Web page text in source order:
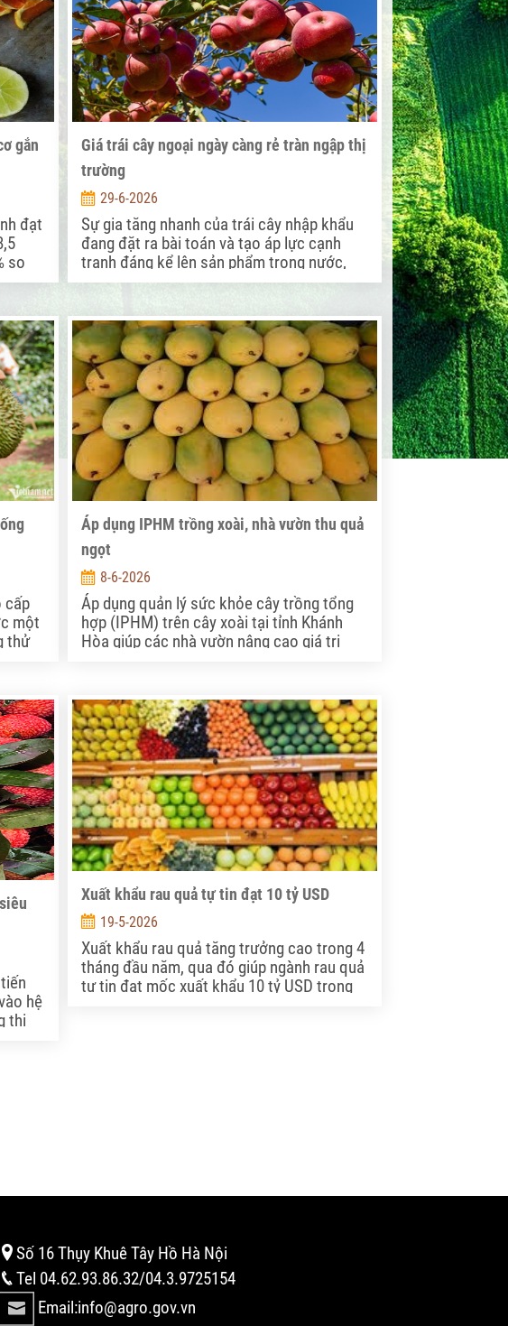
gắn
đạt
so
Giá trái cây ngoại ngày càng rẻ tràn ngập thị
trường
29-6-2026
Sự gia tăng nhanh của trái cây nhập khẩu
đang đặt ra bài toán và tạo áp lực cạnh
tranh đáng kể lên sản phẩm trong nước,
đặc biệt ở phân khúc trung cấp.
cấp
một
thử
Áp dụng IPHM trồng xoài, nhà vườn thu quả
ngọt
8-6-2026
Áp dụng quản lý sức khỏe cây trồng tổng
hợp (IPHM) trên cây xoài tại tỉnh Khánh
Hòa giúp các nhà vườn nâng cao giá trị
hệ
thị
Xuất khẩu rau quả tự tin đạt 10 tỷ USD
19-5-2026
Xuất khẩu rau quả tăng trưởng cao trong 4
tháng đầu năm, qua đó giúp ngành rau quả
tự tin đạt mốc xuất khẩu 10 tỷ USD trong
Số 16 Thụy Khuê Tây Hồ Hà Nội
Tel 04.62.93.86.32/04.3.9725154
Email:info@agro.gov.vn